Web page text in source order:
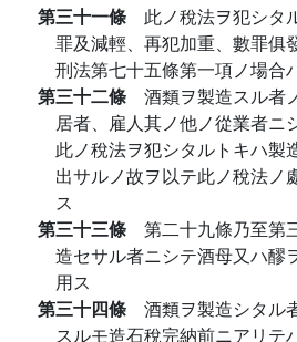
第三十一條 此ノ稅法ヲ犯シタ
罪及減輕、再犯加重、數罪俱
刑法第七十五條第一項ノ場合
第三十二條 酒類ヲ製造スル者
居者、雇人其ノ他ノ從業者ニ
此ノ稅法ヲ犯シタルトキハ製
出サルノ故ヲ以テ此ノ稅法ノ
ス
第三十三條 第二十九條乃至第
造セサル者ニシテ酒母又ハ醪
用ス
第三十四條 酒類ヲ製造シタル
スルモ造石稅完納前ニアリテ